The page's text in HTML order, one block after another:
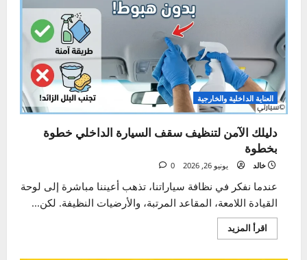
الدليل الشامل للقيادة الآمنة – أهم القواعد والنصائح
خالد يونيو 30, 2026
معظمنا يعتقد أنه سائق ماهر، وأن الحوادث المرورية
المأساوية التي نسمع عنها تحدث “للآخرين”، لأولئك المتهورين
أو...
اقرأ المزيداقرأ
المزيد
عن
الشامل
للقيادة
الآمنة
–
أهم
القواعد
والنصائح